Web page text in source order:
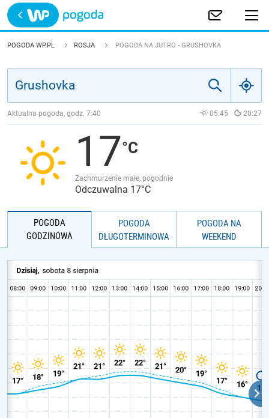
Trwa ładowanie
POLSKA
JAKOŚĆ POWIETRZA
POGODA WP.PL ROSJA POGODA NA JUTRO - GRUSHOVKA
Aktualna pogoda, godz. 7:40 05:45 20:27
17
Zachmurzenie małe, pogodnie
Odczuwalna 17°C
POGODA
GODZINOWA
POGODA
DŁUGOTERMINOWA
POGODA NA
WEEKEND